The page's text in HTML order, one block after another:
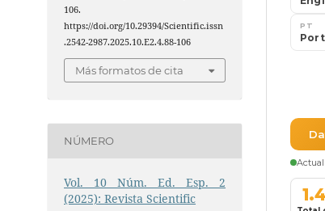
106.
https://doi.org/10.29394/Scientific.issn
.2542-2987.2025.10.E2.4.88-106
Más formatos de cita
NÚMERO
Vol. 10 Núm. Ed. Esp. 2
(2025): Revista Scientific